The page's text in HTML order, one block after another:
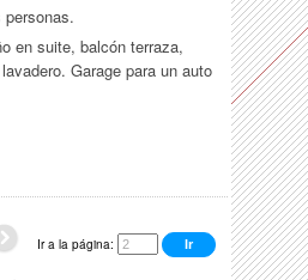
personas.
en suite, balcón terraza,
Garage para un auto
Ir a la página: